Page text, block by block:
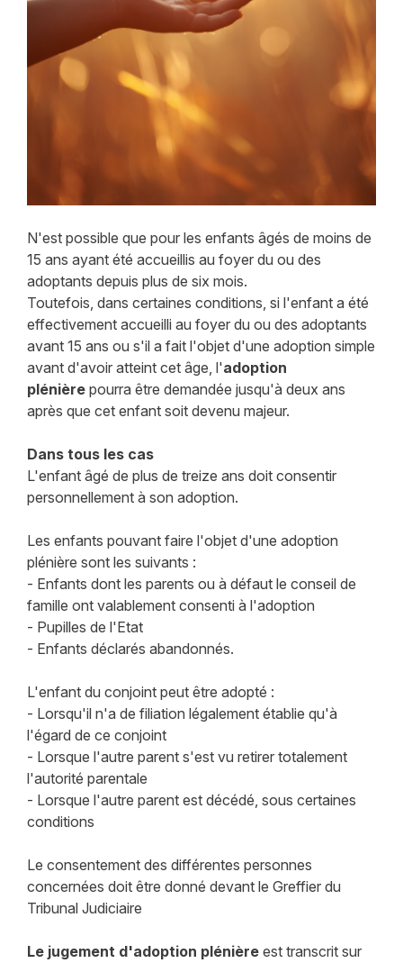
N'est possible que pour les enfants âgés de moins de
15 ans ayant été accueillis au foyer du ou des
adoptants depuis plus de six mois.
Toutefois, dans certaines conditions, si l'enfant a été
effectivement accueilli au foyer du ou des adoptants
avant 15 ans ou s'il a fait l'objet d'une adoption simple
avant d'avoir atteint cet âge, l'adoption
plénièrepourra être demandée jusqu'à deux ans
après que cet enfant soit devenu majeur.
Dans tous les cas
L'enfant âgé de plus de treize ans doit consentir
personnellement à son adoption.
Les enfants pouvant faire l'objet d'une adoption
plénière sont les suivants :
- Enfants dont les parents ou à défaut le conseil de
famille ont valablement consenti à l'adoption
- Pupilles de l'Etat
- Enfants déclarés abandonnés.
L'enfant du conjoint peut être adopté :
- Lorsqu'il n'a de filiation légalement établie qu'à
l'égard de ce conjoint
- Lorsque l'autre parent s'est vu retirer totalement
l'autorité parentale
- Lorsque l'autre parent est décédé, sous certaines
conditions
Le consentement des différentes personnes
concernées doit être donné devant le Greffier du
Tribunal Judiciaire
Le jugement d'adoption plénière est transcrit sur